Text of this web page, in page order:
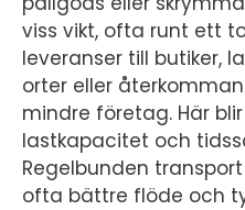
viss vikt, ofta runt ett
leveranser till butiker,
orter eller
mindre företag. Här
lastkapacitet och
Regelbunden
ofta bättre flöde och